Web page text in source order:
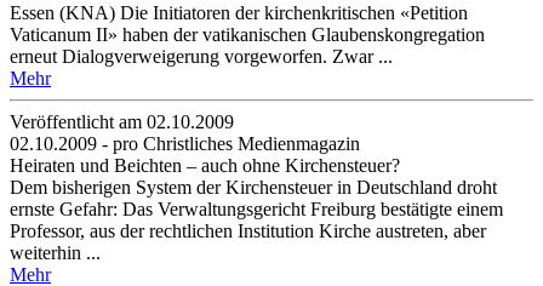
Essen (KNA) Die Initiatoren der kirchenkritischen «Petition
Vaticanum II» haben der vatikanischen Glaubenskongregation
erneut Dialogverweigerung vorgeworfen. Zwar ...
Mehr
Veröffentlicht am 02­.10.2009
02.10.2009 - pro Christliches Medienmagazin
Heiraten und Beichten – auch ohne Kirchensteuer?
Dem bisherigen System der Kirchensteuer in Deutschland droht
ernste Gefahr: Das Verwaltungsgericht Freiburg bestätigte einem
Professor, aus der rechtlichen Institution Kirche austreten, aber
weiterhin ...
Mehr